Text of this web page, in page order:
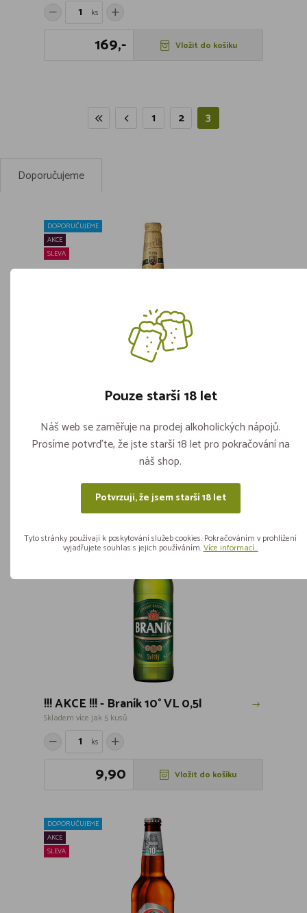
ks
169,- Vložit do košíku
1 2 3
Doporučujeme
DOPORUČUJEME
AKCE
SLEVA
!!! AKCE !!! - Pilsner Urquell VL 0,5l
Skladem více jak 5 kusů
ks
AKCE
SLEVA
!!! AKCE !!! - Braník 10° VL 0,5l
Skladem více jak 5 kusů
ks
9,90 Vložit do košíku
DOPORUČUJEME
AKCE
SLEVA
Pouze starší 18 let
Náš web se zaměřuje na prodej alkoholických nápojů.
Prosíme potvrďte, že jste starší 18 let pro pokračování na
náš shop.
Potvrzuji, že jsem starší 18 let
Tyto stránky používají k poskytování služeb cookies. Pokračováním v prohlížení
vyjadřujete souhlas s jejich používáním.Více informací...